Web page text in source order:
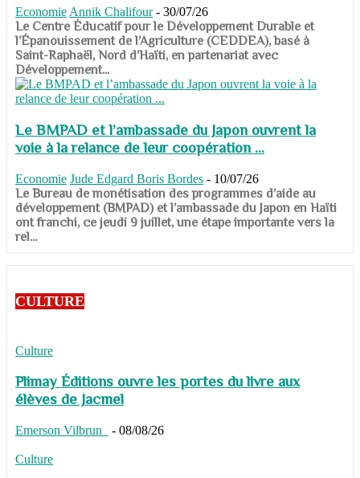
Economie Annik Chalifour - 30/07/26
​​​​​​​Le Centre Éducatif pour le Développement Durable et
l’Épanouissement de l’Agriculture (CEDDEA), basé à
Saint-Raphaël, Nord d’Haïti, en partenariat avec
Développement...
Le BMPAD et l’ambassade du Japon ouvrent la
voie à la relance de leur coopération ...
Economie Jude Edgard Boris Bordes - 10/07/26
​​​​​​​Le Bureau de monétisation des programmes d’aide au
développement (BMPAD) et l’ambassade du Japon en Haïti
ont franchi, ce jeudi 9 juillet, une étape importante vers la
rel...
CULTURE
Culture
Plimay Éditions ouvre les portes du livre aux
élèves de Jacmel
Emerson Vilbrun - 08/08/26
Culture